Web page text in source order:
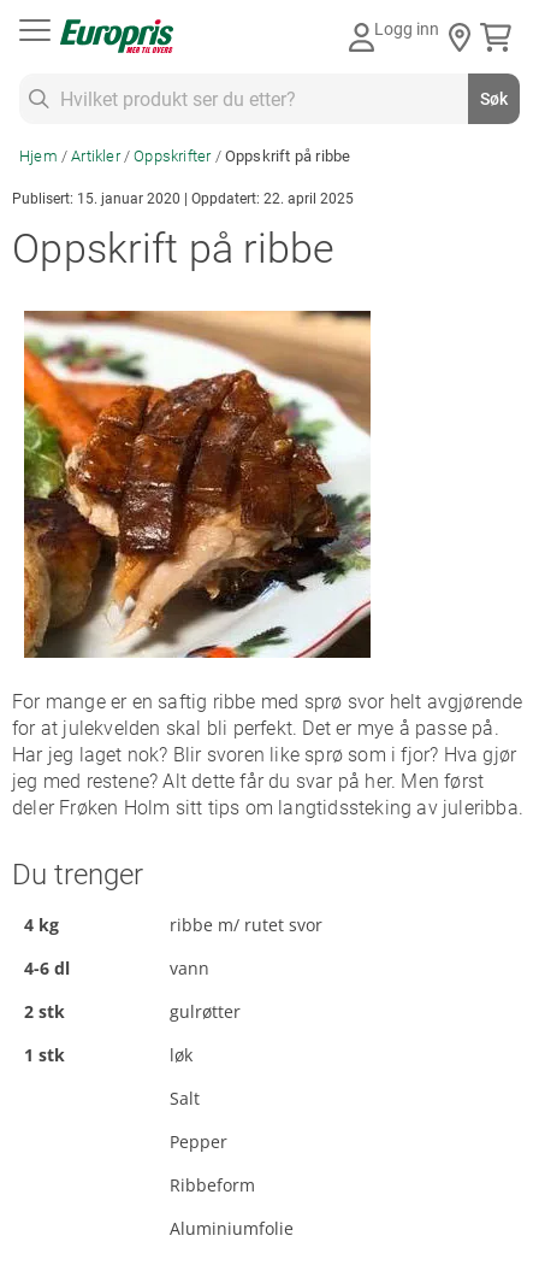
Logg inn
Søk
Hjem Artikler Oppskrifter Oppskrift på ribbe
Publisert: 15. januar 2020 | Oppdatert: 22. april 2025
Oppskrift på ribbe
For mange er en saftig ribbe med sprø svor helt avgjørende
for at julekvelden skal bli perfekt. Det er mye å passe på.
Har jeg laget nok? Blir svoren like sprø som i fjor? Hva gjør
jeg med restene? Alt dette får du svar på her. Men først
deler Frøken Holm sitt tips om langtidssteking av juleribba.
Du trenger
4 kg
ribbe m/ rutet svor
4-6 dl
vann
2 stk
gulrøtter
1 stk
løk
Salt
Pepper
Ribbeform
Aluminiumfolie